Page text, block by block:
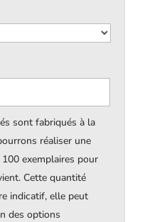
sont fabriqués à la
réaliser une
exemplaires pour
Cette quantité
indicatif, elle peut
des options